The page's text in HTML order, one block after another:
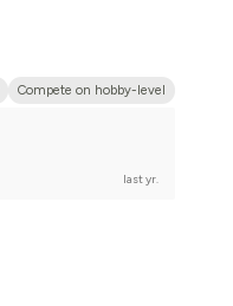
Compete on hobby-level
last yr.